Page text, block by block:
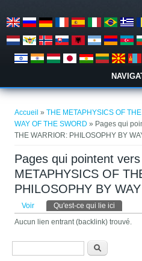
Accueil »THE METAPHYSICS OF
WAY OF THE SWORD » Pages qui
THE WARRIOR: PHILOSOPHY BY
Pages qui pointent
METAPHYSICS OF
PHILOSOPHY BY
Onglets principaux
Voir Qu'est-ce qui lie ici
Aucun lien entrant (backlink) trouvé.
Formulaire de